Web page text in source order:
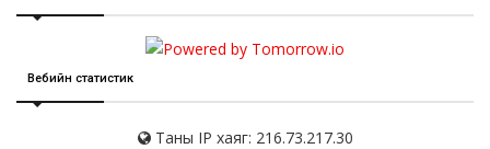
Вебийн статистик
Таны IP хаяг: 216.73.217.30